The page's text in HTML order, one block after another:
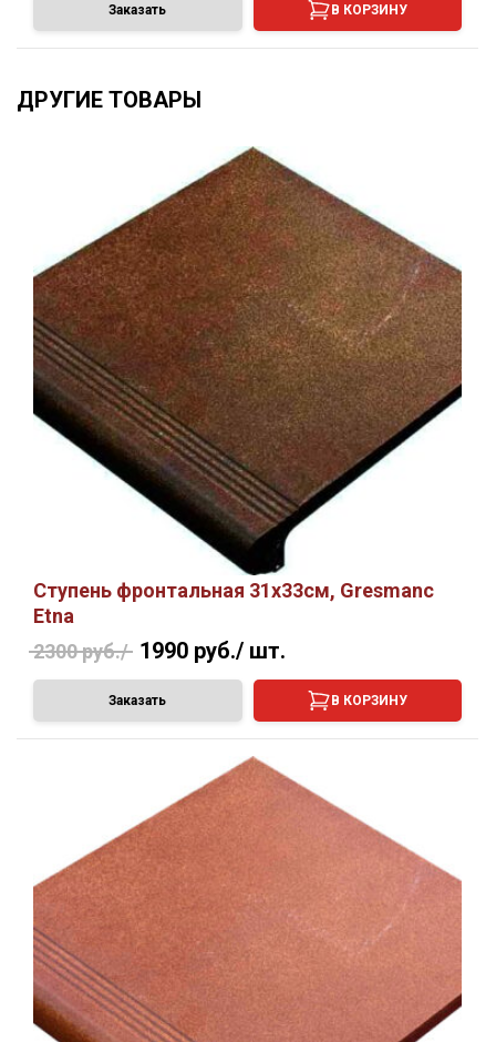
Заказать В КОРЗИНУ
ДРУГИЕ ТОВАРЫ
Ступень фронтальная 31х33см, Gresmanc
Etna
2300 руб./ 1990 руб./ шт.
Заказать В КОРЗИНУ